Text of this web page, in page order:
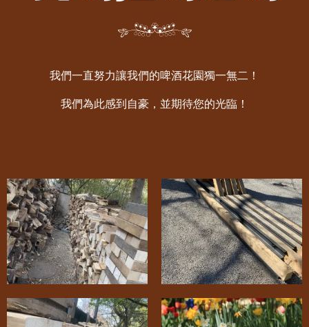
​我們一直努力讓我們的啤酒花園獨一無二！​
​我們為此感到自豪，並期待您的光臨！​